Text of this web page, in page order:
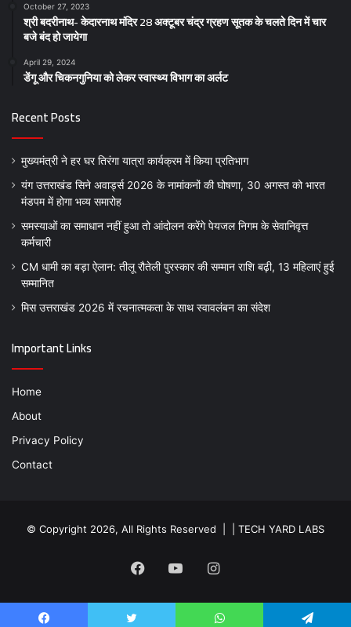
October 27, 2023
श्री बदरीनाथ- केदारनाथ मंदिर 28 अक्टूबर चंद्र ग्रहण सूतक के चलते दिन में चार
बजे बंद हो जायेगा
April 29, 2024
डेंगू और चिकनगुनिया को लेकर स्वास्थ्य विभाग का अर्लट
Recent Posts
मुख्यमंत्री ने हर घर तिरंगा यात्रा कार्यक्रम में किया प्रतिभाग
यंग उत्तराखंड सिने अवार्ड्स 2026 के नामांकनों की घोषणा, 30 अगस्त को भारत
मंडपम में होगा भव्य समारोह
समस्याओं का समाधान नहीं हुआ तो आंदोलन करेंगे पेयजल निगम के सेवानिवृत्त
कर्मचारी
CM धामी का बड़ा ऐलान: तीलू रौतेली पुरस्कार की सम्मान राशि बढ़ी, 13 महिलाएं हुई
सम्मानित
मिस उत्तराखंड 2026 में रचनात्मकता के साथ स्वावलंबन का संदेश
Important Links
Home
About
Privacy Policy
Contact
© Copyright 2026, All Rights Reserved | | TECH YARD LABS
Facebook
YouTubeInstagram